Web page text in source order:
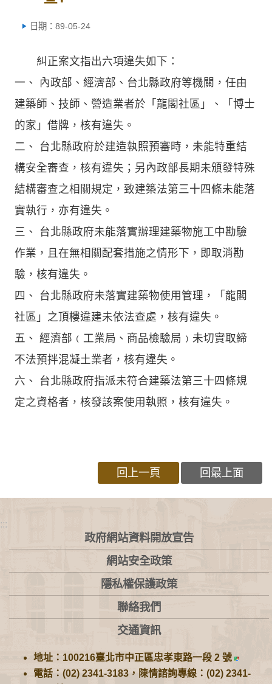
日期：89-05-24
糾正案文指出六項違失如下：
一、 內政部、經濟部、台北縣政府等機關，任由
建築師、技師、營造業者於「龍閣社區」、「博士
的家」借牌，核有違失。
二、 台北縣政府於建造執照預審時，未能特重結
構安全審查，核有違失；另內政部長期未頒發特殊
結構審查之相關規定，致建築法第三十四條未能落
實執行，亦有違失。
三、 台北縣政府未能落實辦理建築物施工中勘驗
作業，且在無相關配套措施之情形下，即取消勘
驗，核有違失。
四、 台北縣政府未落實建築物使用管理，「龍閣
社區」之頂樓違建未依法查處，核有違失。
五、 經濟部﹙工業局、商品檢驗局﹚未切實取締
不法預拌混凝土業者，核有違失。
六、 台北縣政府指派未符合建築法第三十四條規
定之資格者，核發該案使用執照，核有違失。
回上一頁 回最上面
:::
政府網站資料開放宣告
網站安全政策
隱私權保護政策
聯絡我們
交通資訊
地址：100216臺北市中正區忠孝東路一段 2 號
電話：(02) 2341-3183，陳情諮詢專線：(02) 2341-